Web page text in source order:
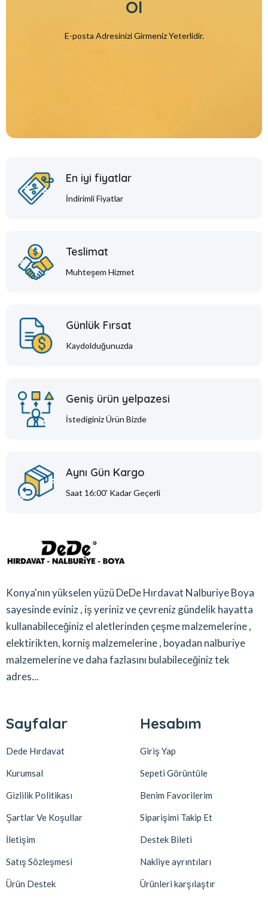
Ol
E-posta Adresinizi Girmeniz Yeterlidir.
En iyi fiyatlar
İndirimli Fiyatlar
Teslimat
Muhteşem Hizmet
Günlük Fırsat
Kaydolduğunuzda
Geniş ürün yelpazesi
İstediginiz Ürün Bizde
Aynı Gün Kargo
Saat 16:00' Kadar Geçerli
Konya'nın yükselen yüzü DeDe Hırdavat Nalburiye Boya
sayesinde eviniz , iş yeriniz ve çevreniz gündelik hayatta
kullanabileceğiniz el aletlerinden çeşme malzemelerine ,
elektirikten, korniş malzemelerine , boyadan nalburiye
malzemelerine ve daha fazlasını bulabileceğiniz tek
adres...
Sayfalar
Dede Hırdavat
Kurumsal
Gizlilik Politikası
Şartlar Ve Koşullar
İletişim
Satış Sözleşmesi
Ürün Destek
Hesabım
Giriş Yap
Sepeti Görüntüle
Benim Favorilerim
Siparişimi Takip Et
Destek Bileti
Nakliye ayrıntıları
Ürünleri karşılaştır